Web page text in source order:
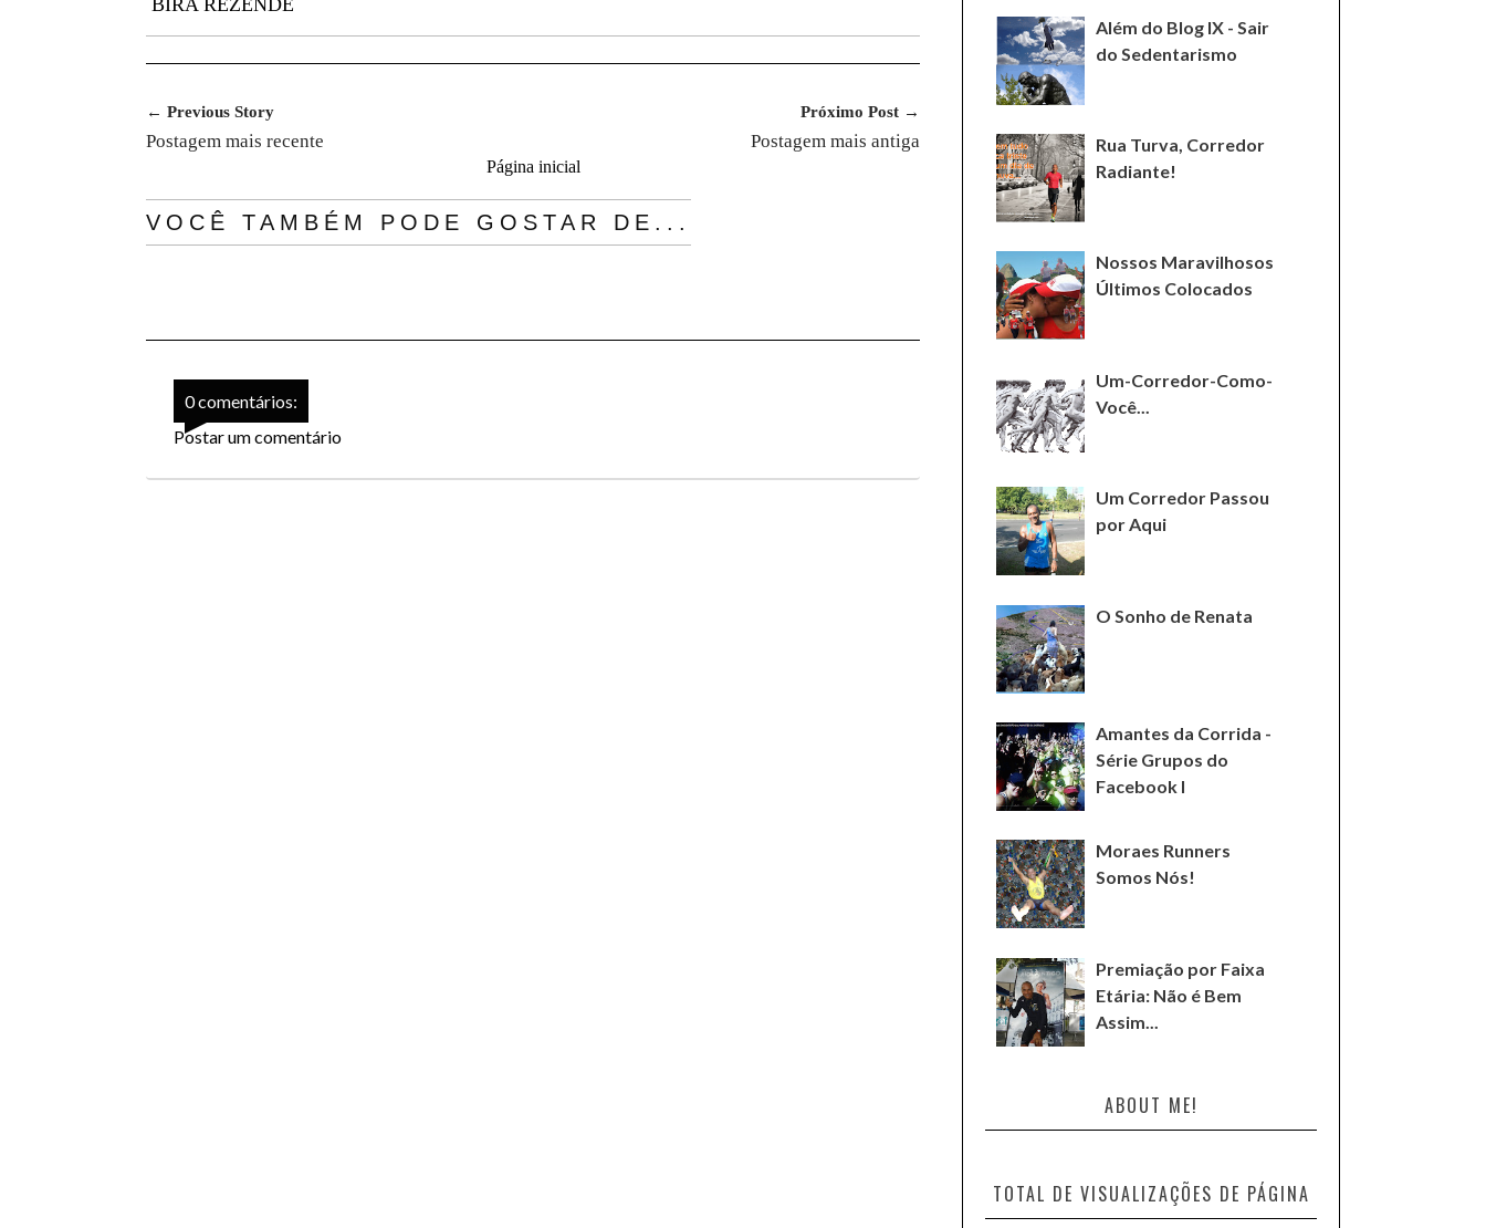
BIRA REZENDE
← Previous Story
Postagem mais recente
Próximo Post →
Postagem mais antiga
Página inicial
VOCÊ TAMBÉM PODE GOSTAR DE...
0 comentários:
Postar um comentário
Além do Blog IX - Sair
do Sedentarismo
Rua Turva, Corredor
Radiante!
Nossos Maravilhosos
Últimos Colocados
Um-Corredor-Como-
Você...
Um Corredor Passou
por Aqui
O Sonho de Renata
Amantes da Corrida -
Série Grupos do
Facebook I
Moraes Runners
Somos Nós!
Premiação por Faixa
Etária: Não é Bem
Assim...
ABOUT ME!
TOTAL DE VISUALIZAÇÕES DE PÁGINA